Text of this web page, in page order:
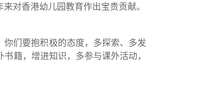
对香港幼儿园教育作出宝贵贡献。
们要抱积极的态度，多探索、多发
籍，增进知识，多参与课外活动，